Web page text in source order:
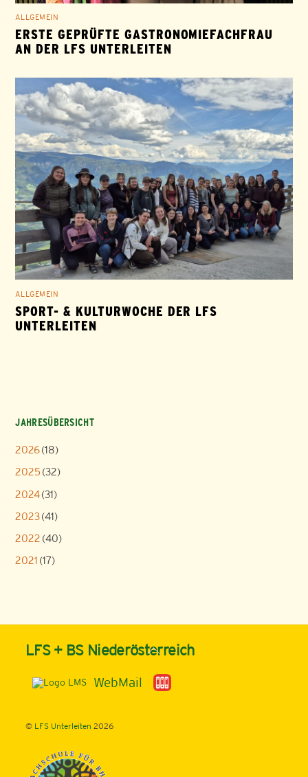
ALLGEMEIN
ERSTE GEPRÜFTE GASTRONOMIEFACHFRAU
AN DER LFS UNTERLEITEN
ALLGEMEIN
SPORT- & KULTURWOCHE DER LFS
UNTERLEITEN
JAHRESÜBERSICHT
2026(18)
2025 (32)
2024(31)
2023(41)
2022 (40)
2021 (17)
Back
Top
LFS + BS Niederösterreich
WebMail
© LFS Unterleiten 2026